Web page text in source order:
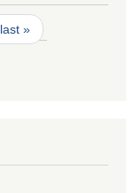
last »